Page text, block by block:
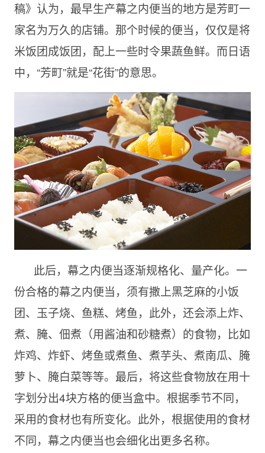
稿》认为，最早生产幕之内便当的地方是芳町一
家名为万久的店铺。那个时候的便当，仅仅是将
米饭团成饭团，配上一些时令果蔬鱼鲜。而日语
中，“芳町”就是“花街”的意思。
此后，幕之内便当逐渐规格化、量产化。一
份合格的幕之内便当，须有撒上黑芝麻的小饭
团、玉子烧、鱼糕、烤鱼，此外，还会添上炸、
煮、腌、佃煮（用酱油和砂糖煮）的食物，比如
炸鸡、炸虾、烤鱼或煮鱼、煮芋头、煮南瓜、腌
萝卜、腌白菜等等。最后，将这些食物放在用十
字划分出4块方格的便当盒中。根据季节不同，
采用的食材也有所变化。此外，根据使用的食材
不同，幕之内便当也会细化出更多名称。